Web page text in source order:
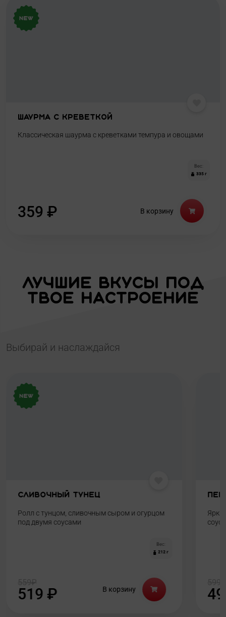
Шаурма с креветкой
Классическая шаурма с креветками темпура и овощами
Вес:
335 г
359 ₽ В корзину
Лучшие вкусы под
твое настроение
Выбирай и наслаждайся
Пекин
Яркий мощный ролл с креветкой и сыром под
соусом яки
Вес:
198 г
499 ₽ В корзину